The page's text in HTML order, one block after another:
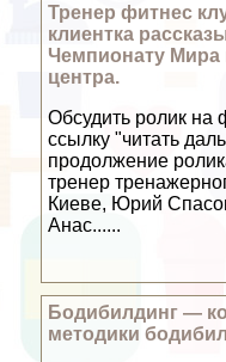
Тренер фитнес
клиентка
Чемпионату Мира
центра.
Обсудить ролик на
ссылку "читать
продолжение
тренер
Киеве, Юрий
Анас......
Бодибилдинг —
методики